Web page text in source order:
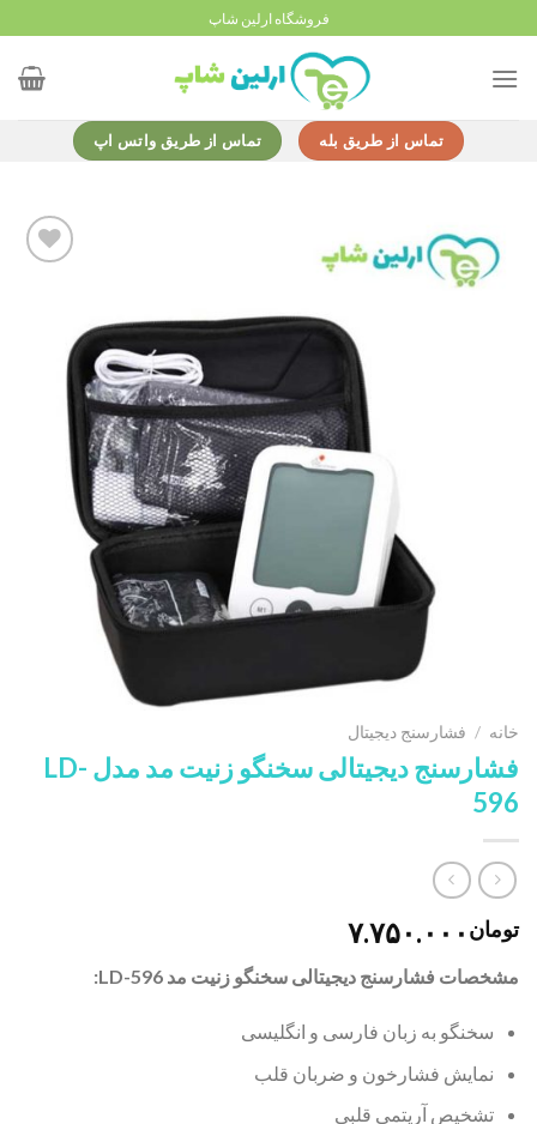
to
content
فروشگاه ارلین شاپ
تماس از طریق بله تماس از طریق واتس اپ
خانه / فشارسنج دیجیتال
فشارسنج دیجیتالی سخنگو زنیت مد مدل LD-
596
تومان ۷.۷۵۰.۰۰۰
مشخصات فشارسنج دیجیتالی سخنگو زنیت مد LD-596:
سخنگو به زبان فارسی و انگلیسی
نمایش فشارخون و ضربان قلب
تشخیص آریتمی قلبی